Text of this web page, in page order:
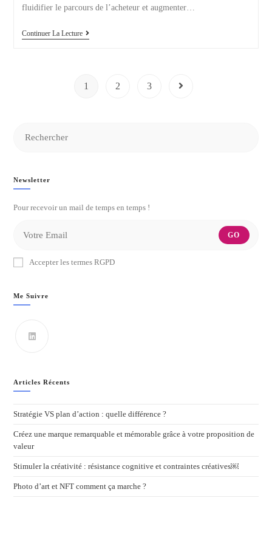
fluidifier le parcours de l’acheteur et augmenter…
Continuer La Lecture3
Adopter
En
1 2 3 Aller à la page suivante
Newsletter
Pour recevoir un mail de temps en temps !
GO
Accepter les termes RGPD
Me Suivre
Articles Récents
Stratégie VS plan d’action : quelle différence ?
Créez une marque remarquable et mémorable grâce à votre proposition de
valeur
Stimuler la créativité : résistance cognitive et contraintes créatives￼
Photo d’art et NFT comment ça marche ?